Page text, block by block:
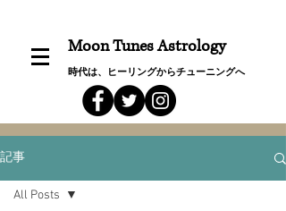
Moon Tunes Astrology
時代は、ヒーリングからチューニングへ
記事
All Posts